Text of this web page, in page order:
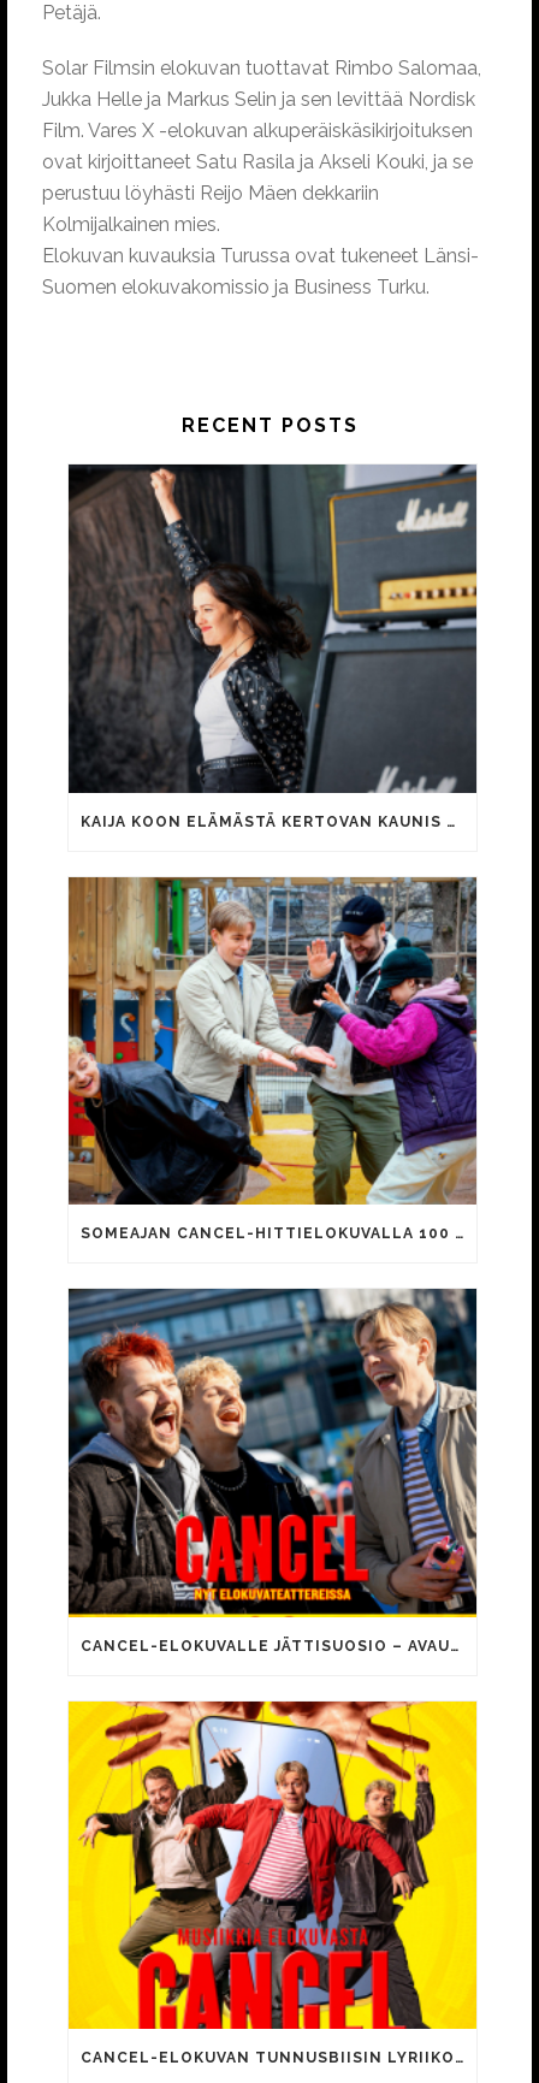
Petäjä.
Solar Filmsin elokuvan tuottavat Rimbo Salomaa,
Jukka Helle ja Markus Selin ja sen levittää Nordisk
Film. Vares X -elokuvan alkuperäiskäsikirjoituksen
ovat kirjoittaneet Satu Rasila ja Akseli Kouki, ja se
perustuu löyhästi Reijo Mäen dekkariin
Kolmijalkainen mies.
Elokuvan kuvauksia Turussa ovat tukeneet Länsi-
Suomen elokuvakomissio ja Business Turku.
RECENT POSTS
KAIJA KOON ELÄMÄSTÄ KERTOVAN KAUNIS RIETAS ONNELLINEN -ELOKUVAN TRAILER JULKI
SOMEAJAN CANCEL-HITTIELOKUVALLA 100 000 KATSOJAA!
CANCEL-ELOKUVALLE JÄTTISUOSIO – AVAUSPÄIVÄNÄ JO 15 492 KATSOJAA!
CANCEL-ELOKUVAN TUNNUSBIISIN LYRIIKOISSA TUTTUJA MEEMIHOKEMIA YOUTUBE-VIDEOILTA!